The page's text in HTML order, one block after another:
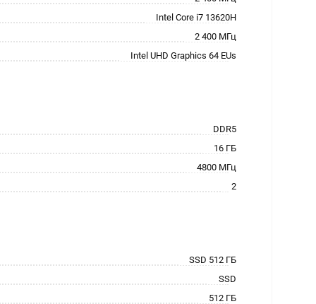
Intel Core i7 13620H
2 400 МГц
Intel UHD Graphics 64 EUs
DDR5
16 ГБ
4800 МГц
2
SSD 512 ГБ
SSD
512 ГБ